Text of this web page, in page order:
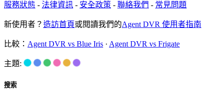
服務狀態 - 法律資訊 - 安全政策 - 聯絡我們 - 常見問題
新使用者？ 造訪首頁或閱讀我們的Agent DVR 使用者指南
比較： Agent DVR vs Blue Iris · Agent DVR vs Frigate
主題:
搜索